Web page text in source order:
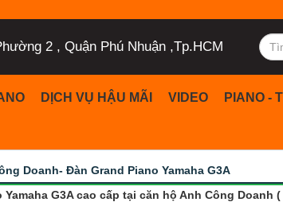
2 , Quận Phú Nhuận ,Tp.HCM
DỊCH VỤ HẬU MÃI VIDEO PIANO -
Doanh- Đàn Grand Piano Yamaha G3A
G3A cao cấp tại căn hộ Anh Công Doanh